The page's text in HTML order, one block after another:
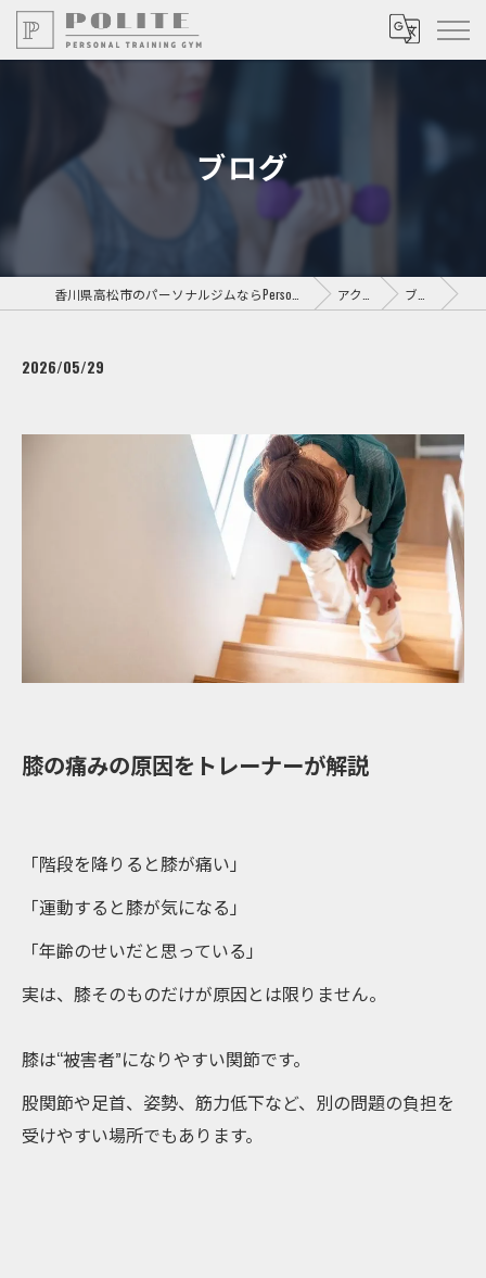
ブログ
アクセス ブログ
2026/05/29
膝の痛みの原因をトレーナーが解説
「階段を降りると膝が痛い」
「運動すると膝が気になる」
「年齢のせいだと思っている」
実は、膝そのものだけが原因とは限りません。
膝は“被害者”になりやすい関節です。
股関節や足首、姿勢、筋力低下など、別の問題の負担を
受けやすい場所でもあります。